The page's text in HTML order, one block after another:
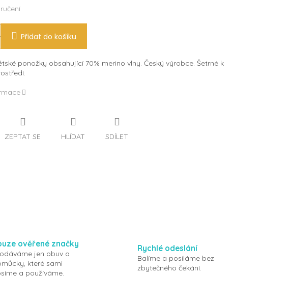
Přidat do košíku
ponožky obsahující 70% merino vlny. Český výrobce. Šetrné k
ZEPTAT SE HLÍDAT SDÍLET
ověřené značky
jen obuv a
které sami
a používáme.
Rychlé odeslání
Balíme a posíláme bez
zbytečného čekání.